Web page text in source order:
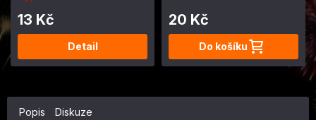
13 Kč
Detail
20 Kč
Do košíku
Popis Diskuze